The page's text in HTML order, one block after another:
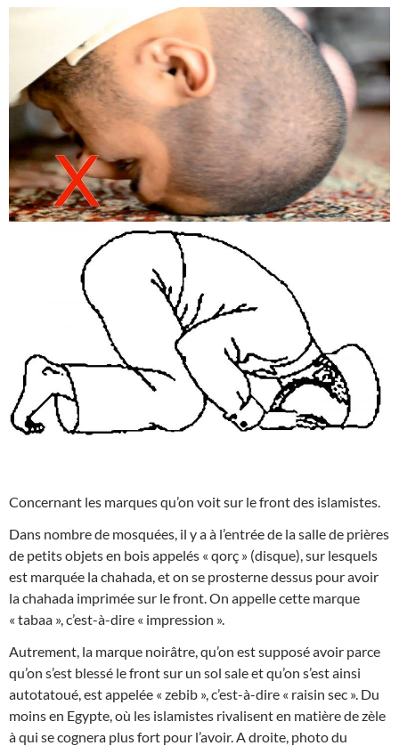
Concernant les marques qu’on voit sur le front des islamistes.
Dans nombre de mosquées, il y a à l’entrée de la salle de prières
de petits objets en bois appelés « qorç » (disque), sur lesquels
est marquée la chahada, et on se prosterne dessus pour avoir
la chahada imprimée sur le front. On appelle cette marque
« tabaa », c’est-à-dire « impression ».
Autrement, la marque noirâtre, qu’on est supposé avoir parce
qu’on s’est blessé le front sur un sol sale et qu’on s’est ainsi
autotatoué, est appelée « zebib », c’est-à-dire « raisin sec ». Du
moins en Egypte, où les islamistes rivalisent en matière de zèle
à qui se cognera plus fort pour l’avoir. A droite, photo du